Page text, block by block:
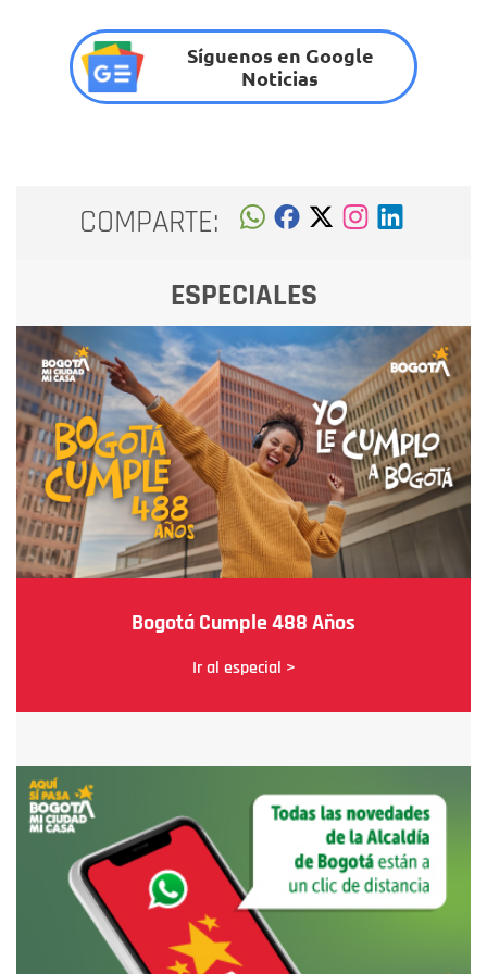
Síguenos en Google
Noticias
COMPARTE:
ESPECIALES
Bogotá Cumple 488 Años
Ir al especial >